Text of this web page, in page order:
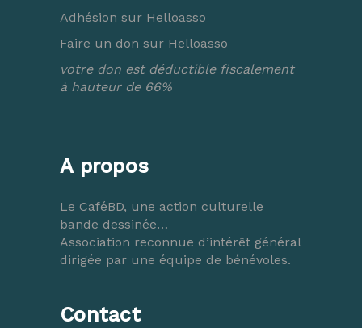
Adhésion sur Helloasso
Faire un don sur Helloasso
votre don est déductible fiscalement
à hauteur de 66%
A propos
Le CaféBD, une action culturelle
bande dessinée…
Association reconnue d’intérêt général
dirigée par une équipe de bénévoles.
Contact